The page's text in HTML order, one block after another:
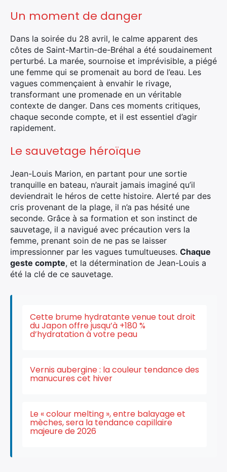
Un moment de danger
Dans la soirée du 28 avril, le calme apparent des
côtes de Saint-Martin-de-Bréhal a été soudainement
perturbé. La marée, sournoise et imprévisible, a piégé
une femme qui se promenait au bord de l’eau. Les
vagues commençaient à envahir le rivage,
transformant une promenade en un véritable
contexte de danger. Dans ces moments critiques,
chaque seconde compte, et il est essentiel d’agir
rapidement.
Le sauvetage héroïque
Jean-Louis Marion, en partant pour une sortie
tranquille en bateau, n’aurait jamais imaginé qu’il
deviendrait le héros de cette histoire. Alerté par des
cris provenant de la plage, il n’a pas hésité une
seconde. Grâce à sa formation et son instinct de
sauvetage, il a navigué avec précaution vers la
femme, prenant soin de ne pas se laisser
impressionner par les vagues tumultueuses. Chaque
geste compte, et la détermination de Jean-Louis a
été la clé de ce sauvetage.
Cette brume hydratante venue tout droit
du Japon offre jusqu’à +180 %
d’hydratation à votre peau
Vernis aubergine : la couleur tendance des
manucures cet hiver
Le « colour melting », entre balayage et
mèches, sera la tendance capillaire
majeure de 2026